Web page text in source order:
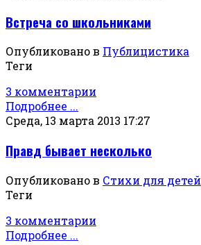
Встреча со школьниками
Опубликовано в Публицистика
Теги
3 комментарии
Подробнее ...
Среда, 13 марта 2013 17:27
Правд бывает несколько
Опубликовано в Стихи для детей
Теги
3 комментарии
Подробнее ...